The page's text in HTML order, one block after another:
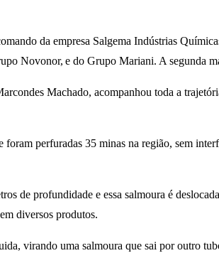
da empresa Salgema Indústrias
Novonor, e do Grupo Mariani. A segunda
Machado, acompanhou toda a
perfuradas 35 minas na região, sem
de profundidade e essa salmoura é
diversos produtos.
virando uma salmoura que sai por outro